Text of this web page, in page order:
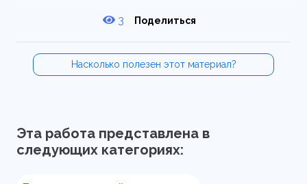
3 Поделиться
Насколько полезен этот материал?
Эта работа представлена в
следующих категориях: